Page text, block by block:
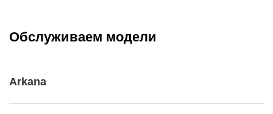
Обслуживаем модели
Arkana